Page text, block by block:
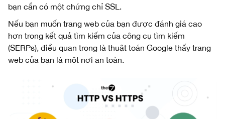
bạn cần có một chứng chỉ SSL.
Nếu bạn muốn trang web của bạn được đánh giá cao
hơn trong kết quả tìm kiếm của công cụ tìm kiếm
(SERPs), điều quan trọng là thuật toán Google thấy trang
web của bạn là một nơi an toàn.